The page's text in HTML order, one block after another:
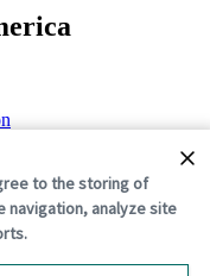
to the storing of
navigation, analyze site